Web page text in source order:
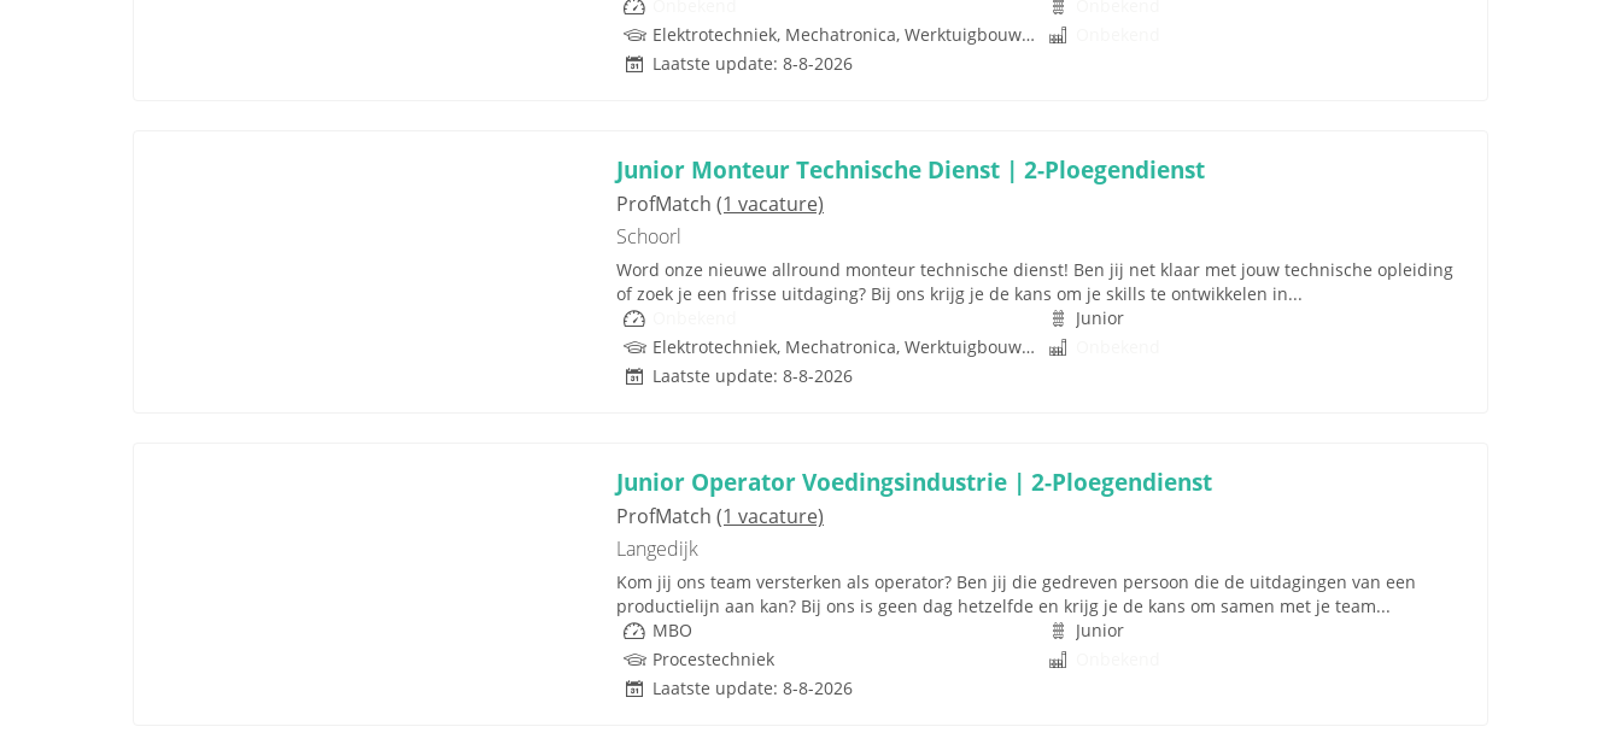
Elektrotechniek, Mechatronica, Werktuigbouwkunde
Laatste update: 8-8-2026
Junior Monteur Technische Dienst | 2-Ploegendienst
ProfMatch (1 vacature)
Schoorl
Word onze nieuwe allround monteur technische dienst! Ben jij net klaar met jouw technische opleiding
of zoek je een frisse uitdaging? Bij ons krijg je de kans om je skills te ontwikkelen in...
Junior
Elektrotechniek, Mechatronica, Werktuigbouwkunde, Techniek
Laatste update: 8-8-2026
Junior Operator Voedingsindustrie | 2-Ploegendienst
ProfMatch (1 vacature)
Langedijk
Kom jij ons team versterken als operator? Ben jij die gedreven persoon die de uitdagingen van een
productielijn aan kan? Bij ons is geen dag hetzelfde en krijg je de kans om samen met je team...
MBO
Junior
Procestechniek
Laatste update: 8-8-2026